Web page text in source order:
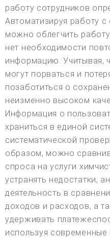
работу сотрудников
Автоматизируя работу
можно облегчить
нет необходимости
информацию. Учитывая,
могут порваться и
позаботиться о
неизменно высоком
Информация о
храниться в единой
систематической
образом, можно
спроса на услуги
устранять недостатки,
деятельность в
доходов и расходов, а
удерживать
используя современные